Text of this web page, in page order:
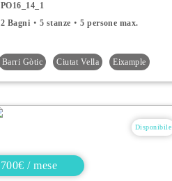
PO16_14_1
2 Bagni
5 stanze 5 persone max.
Barri Gòtic Ciutat Vella Eixample
Disponibile
700€ / mese